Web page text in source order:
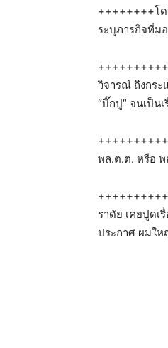
++++++++โด
ระบุภารกิจที่ม
++++++++++
วิจารณ์ ถึงกระ
“บิ๊กปู” จนเป็น
พล.ต.ต. หรือ พ
++++++++++
ราดัย เคยปูดเ
ประกาศ ผมใ